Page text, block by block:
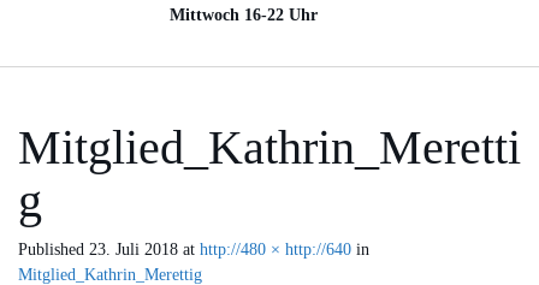
Mittwoch 16-22 Uhr
Mitglied_Kathrin_Meretti
g
Published 23. Juli 2018 at http://480 × http://640 in
Mitglied_Kathrin_Merettig